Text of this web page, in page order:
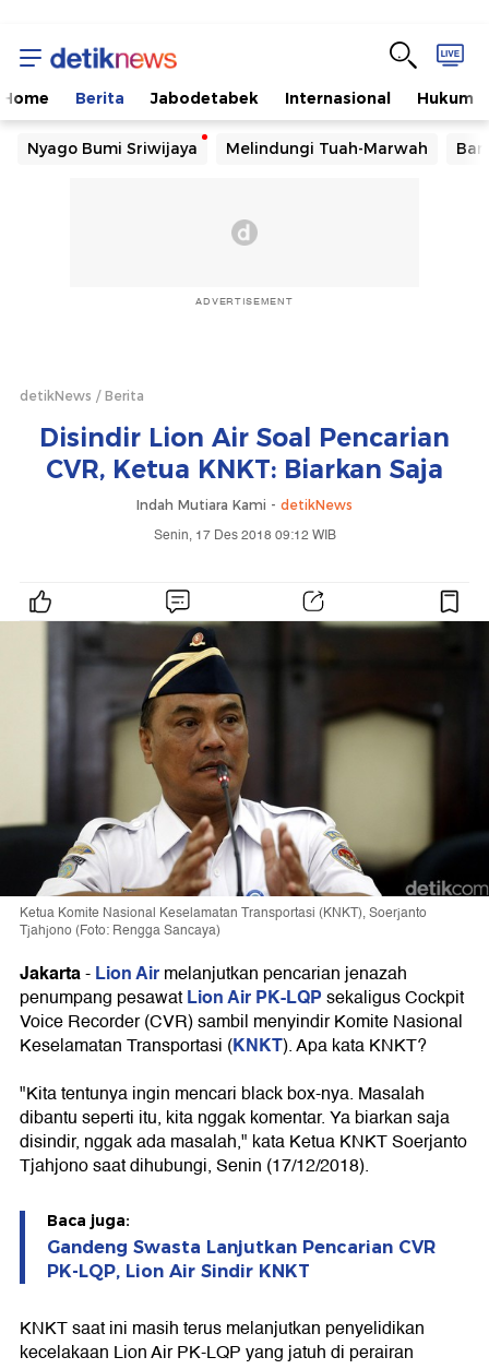
Home Berita Jabodetabek Internasional Hukum
Nyago Bumi Sriwijaya Melindungi Tuah-Marwah
ADVERTISEMENT
detikNews Berita
Disindir Lion Air Soal Pencarian
CVR, Ketua KNKT: Biarkan Saja
Indah Mutiara Kami - detikNews
Senin, 17 Des 2018 09:12 WIB
Ketua Komite Nasional Keselamatan Transportasi (KNKT), Soerjanto
Tjahjono (Foto: Rengga Sancaya)
Jakarta-Lion Airmelanjutkan pencarian jenazah
penumpang pesawatLion Air PK-LQPsekaligus Cockpit
Voice Recorder (CVR) sambil menyindir Komite Nasional
Keselamatan Transportasi (KNKT). Apa kata KNKT?
"Kita tentunya ingin mencari black box-nya. Masalah
dibantu seperti itu, kita nggak komentar. Ya biarkan saja
disindir, nggak ada masalah," kata Ketua KNKT Soerjanto
Tjahjono saat dihubungi, Senin (17/12/2018).
Baca juga:
Gandeng Swasta Lanjutkan Pencarian CVR
PK-LQP, Lion Air Sindir KNKT
KNKT saat ini masih terus melanjutkan penyelidikan
kecelakaan Lion Air PK-LQP yang jatuh di perairan